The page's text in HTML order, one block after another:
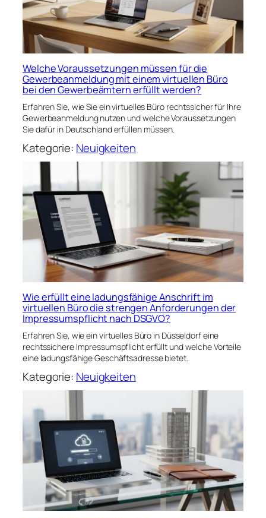
Welche Voraussetzungen müssen für die
Gewerbeanmeldung mit einem virtuellen Büro
bei den Gewerbeämtern erfüllt werden?
Erfahren Sie, wie Sie ein virtuelles Büro rechtssicher für Ihre
Gewerbeanmeldung nutzen und welche Voraussetzungen
Sie dafür in Deutschland erfüllen müssen.
Kategorie: Neuigkeiten
Wie erfüllt eine ladungsfähige Anschrift im
virtuellen Büro die strengen Anforderungen der
Impressumspflicht nach DSGVO?
Erfahren Sie, wie ein virtuelles Büro in Düsseldorf eine
rechtssichere Impressumspflicht erfüllt und welche Vorteile
eine ladungsfähige Geschäftsadresse bietet.
Kategorie: Neuigkeiten